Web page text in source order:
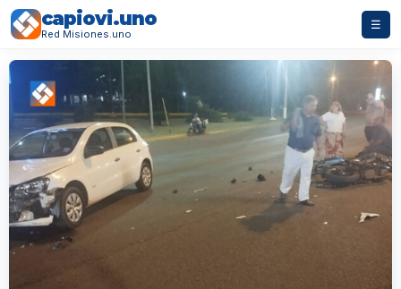
capiovi.uno
Red Misiones.uno
☰